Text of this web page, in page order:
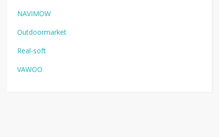
NAVIMOW
Outdoormarket
Real-soft
VAWOO